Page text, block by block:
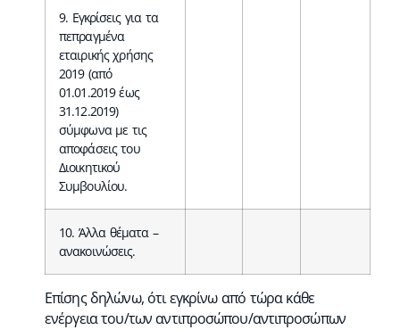
9. Εγκρίσεις για τα
πεπραγμένα
εταιρικής χρήσης
2019 (από
01.01.2019 έως
31.12.2019)
σύμφωνα με τις
αποφάσεις του
Διοικητικού
Συμβουλίου.
10. Άλλα θέματα –
ανακοινώσεις.
Επίσης δηλώνω, ότι εγκρίνω από τώρα κάθε
ενέργεια του/των αντιπροσώπου/αντιπροσώπων